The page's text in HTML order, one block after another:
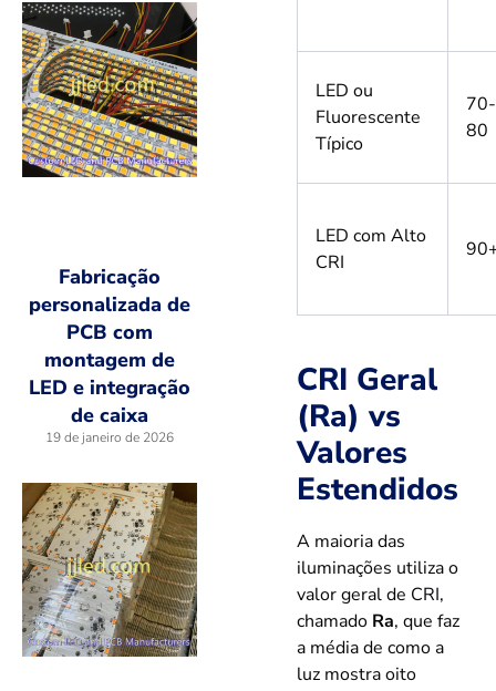
Fabricação
personalizada de
PCB com
montagem de
LED e integração
de caixa
19 de janeiro de 2026
LED ou
Fluorescente
Típico
70-
80
LED com Alto
CRI
CRI Geral
(Ra) vs
Valores
Estendidos
A maioria das
iluminações utiliza o
valor geral de CRI,
chamado Ra, que faz
a média de como a
luz mostra oito